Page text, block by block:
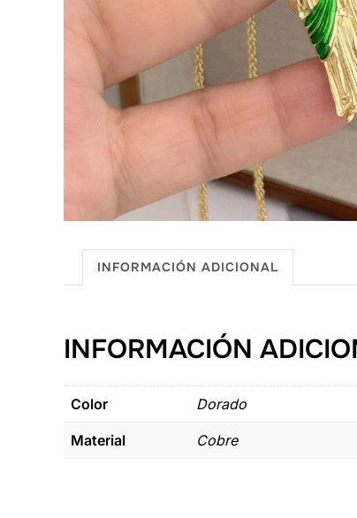
INFORMACIÓN ADICIONAL
INFORMACIÓN
Color Dorado
Material Cobre